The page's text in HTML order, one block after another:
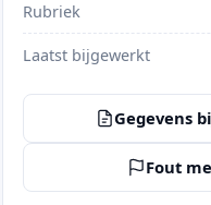
Rubriek
Laatst bijgewerkt
Gegevens
Fout